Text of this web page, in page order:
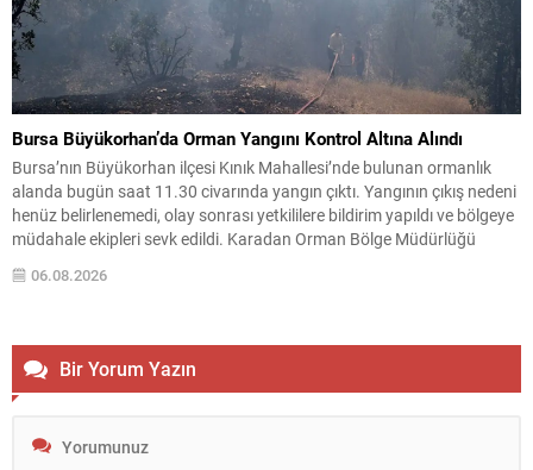
Bursa Büyükorhan’da Orman Yangını Kontrol Altına Alındı
Bursa’nın Büyükorhan ilçesi Kınık Mahallesi’nde bulunan ormanlık
alanda bugün saat 11.30 civarında yangın çıktı. Yangının çıkış nedeni
henüz belirlenemedi, olay sonrası yetkililere bildirim yapıldı ve bölgeye
müdahale ekipleri sevk edildi. Karadan Orman Bölge Müdürlüğü
ekipleri ve itfaiye araçlarıyla yapılan ilk müdahaleye, havadan bir
helikopter desteği eklendi. Ekipler, havadan ve karadan...
06.08.2026
Bir Yorum Yazın